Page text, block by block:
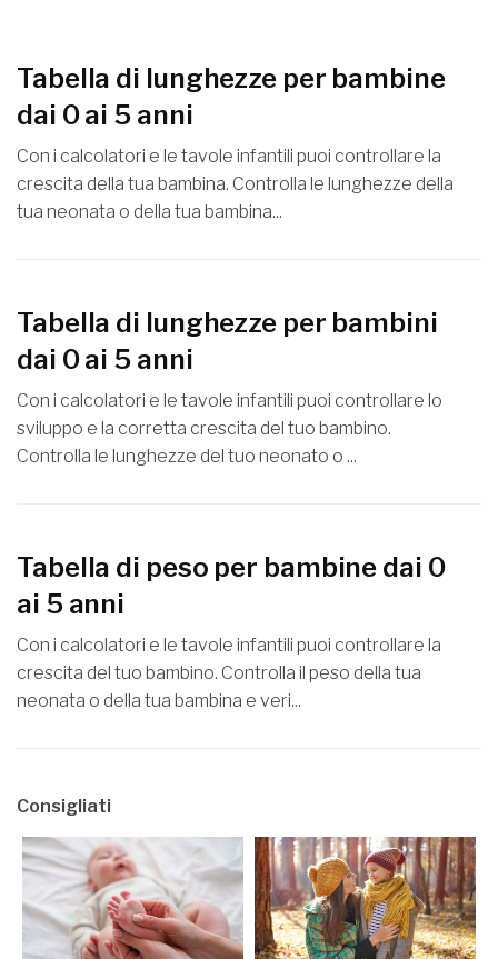
Tabella di lunghezze per bambine
dai 0 ai 5 anni
Con i calcolatori e le tavole infantili puoi controllare la
crescita della tua bambina. Controlla le lunghezze della
tua neonata o della tua bambina...
Tabella di lunghezze per bambini
dai 0 ai 5 anni
Con i calcolatori e le tavole infantili puoi controllare lo
sviluppo e la corretta crescita del tuo bambino.
Controlla le lunghezze del tuo neonato o ...
Tabella di peso per bambine dai 0
ai 5 anni
Con i calcolatori e le tavole infantili puoi controllare la
crescita del tuo bambino. Controlla il peso della tua
neonata o della tua bambina e veri...
Consigliati